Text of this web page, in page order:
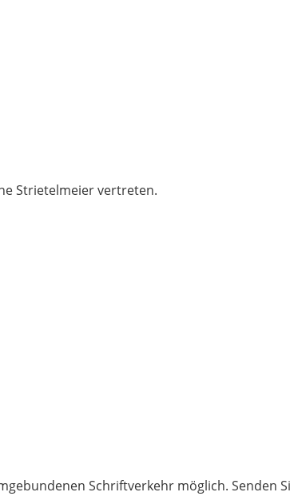
Strietelmeier vertreten.
Schriftverkehr möglich. Senden